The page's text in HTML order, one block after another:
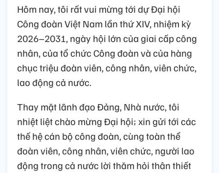
Hôm nay, tôi rất vui mừng tới dự Đại hội
Công đoàn Việt Nam lần thứ XIV, nhiệm kỳ
2026–2031, ngày hội lớn của giai cấp công
nhân, của tổ chức Công đoàn và của hàng
chục triệu đoàn viên, công nhân, viên chức,
lao động cả nước.
Thay mặt lãnh đạo Đảng, Nhà nước, tôi
nhiệt liệt chào mừng Đại hội; xin gửi tới các
thế hệ cán bộ công đoàn, cùng toàn thể
đoàn viên, công nhân, viên chức, người lao
động trong cả nước lời thăm hỏi thân thiết